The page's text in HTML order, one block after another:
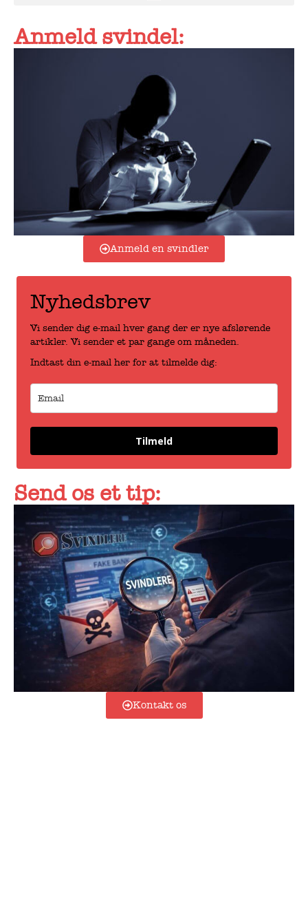
Anmeld svindel:
Anmeld en svindler
Nyhedsbrev
Vi sender dig e-mail hver gang der er nye afslørende
artikler. Vi sender et par gange om måneden.
Indtast din e-mail her for at tilmelde dig:
Tilmeld
Send os et tip:
Kontakt os